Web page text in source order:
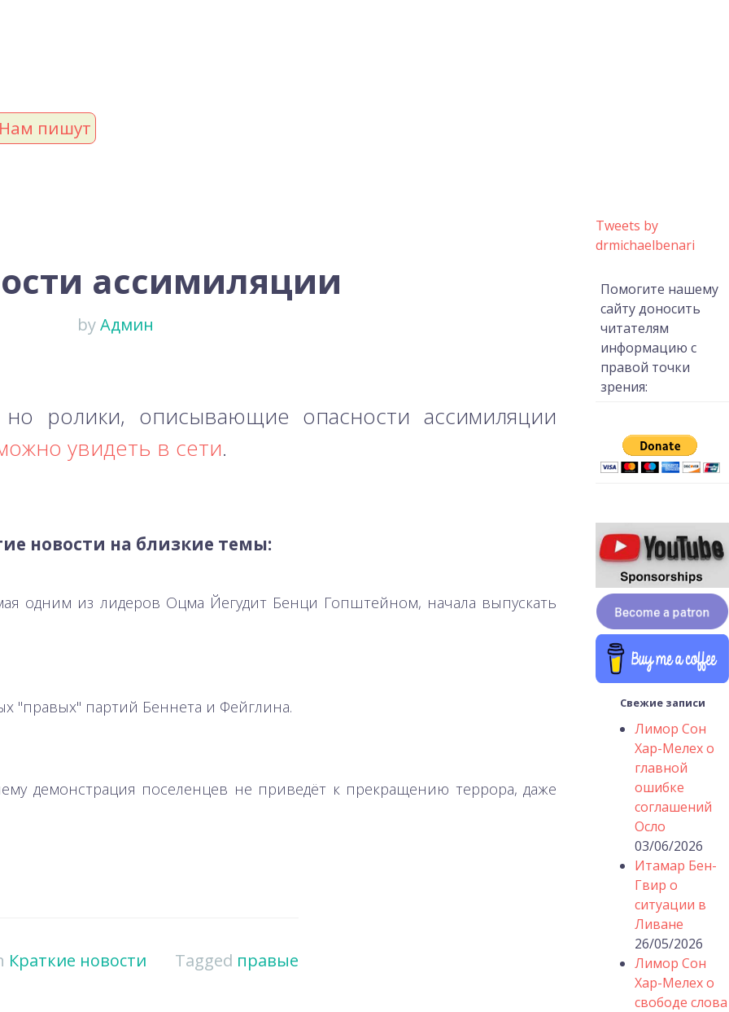
Нам пишут
ассимиляции
byАдмин
ролики, описывающие опасности ассимиляции
увидеть в сети.
новости на близкие темы:
одним из лидеров Оцма Йегудит Бенци Гопштейном, начала выпускать
"правых" партий Беннета и Фейглина.
демонстрация поселенцев не приведёт к прекращению террора, даже
Краткие новости Tagged правые
Tweets by
drmichaelbenari
Помогите нашему
сайту доносить
читателям
информацию с
правой точки
зрения:
Свежие записи
Лимор Сон
Хар-Мелех о
главной
ошибке
соглашений
Осло
03/06/2026
Итамар Бен-
Гвир о
ситуации в
Ливане
26/05/2026
Лимор Сон
Хар-Мелех о
свободе слова